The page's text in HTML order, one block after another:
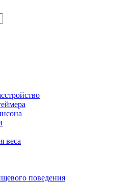
веса
поведения